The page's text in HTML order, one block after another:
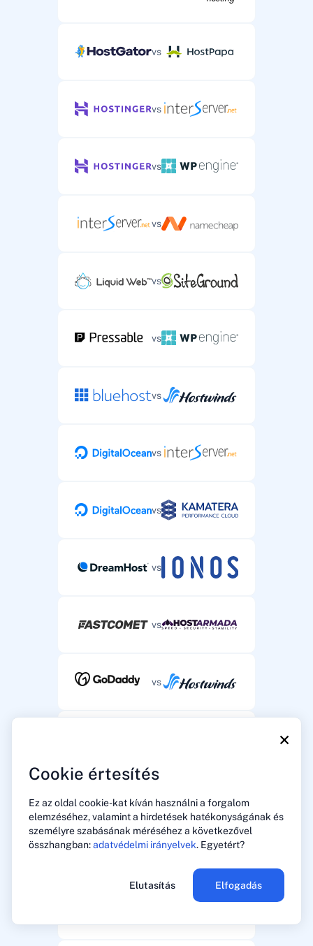
×
Cookie értesítés
Ez az oldal cookie-kat kíván használni a forgalom
elemzéséhez, valamint a hirdetések hatékonyságának és
személyre szabásának méréséhez a következővel
összhangban:adatvédelmi irányelvek. Egyetért?
Elutasítás Elfogadás
vs
vs
vs
vs
vs
vs
vs
vs
vs
vs
vs
vs
vs